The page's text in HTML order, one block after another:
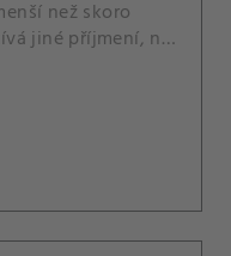
než skoro
jiné příjmení, než
zažila na US